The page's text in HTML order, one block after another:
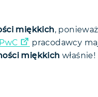
miękkich,
PwC
pracodawcy
miękkich